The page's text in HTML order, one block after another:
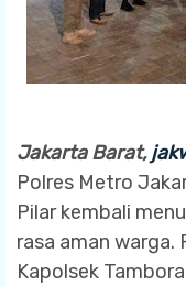
Jakarta Barat,
Polres Metro
Pilar kembali
rasa aman
Kapolsek Tambora